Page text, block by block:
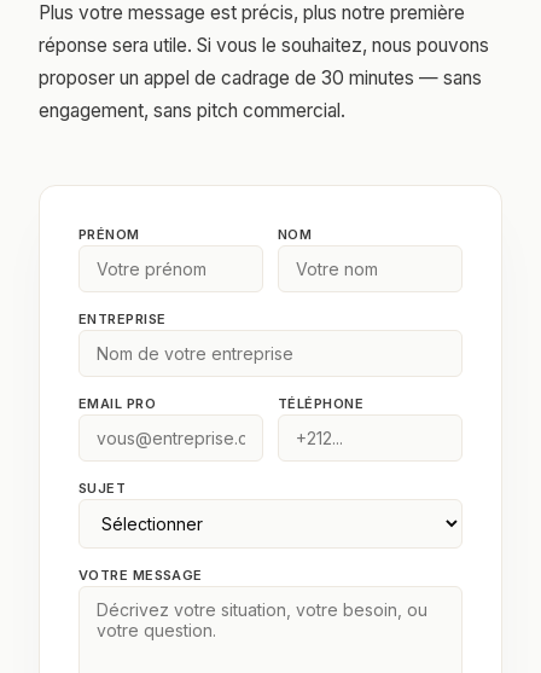
Plus votre message est précis, plus notre première
réponse sera utile. Si vous le souhaitez, nous pouvons
proposer un appel de cadrage de 30 minutes — sans
engagement, sans pitch commercial.
PRÉNOM NOM
ENTREPRISE
EMAIL PRO TÉLÉPHONE
SUJET
VOTRE MESSAGE